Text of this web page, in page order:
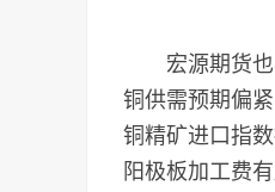
宏源期货也
铜供需预期偏
铜精矿进口指
阳极板加工费